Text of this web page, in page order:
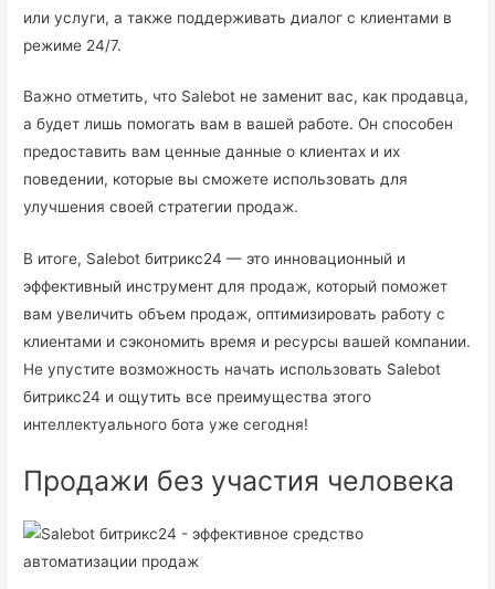
или услуги, а также поддерживать диалог с клиентами в
режиме 24/7.
Важно отметить, что Salebot не заменит вас, как продавца,
а будет лишь помогать вам в вашей работе. Он способен
предоставить вам ценные данные о клиентах и их
поведении, которые вы сможете использовать для
улучшения своей стратегии продаж.
В итоге, Salebot битрикс24 — это инновационный и
эффективный инструмент для продаж, который поможет
вам увеличить объем продаж, оптимизировать работу с
клиентами и сэкономить время и ресурсы вашей компании.
Не упустите возможность начать использовать Salebot
битрикс24 и ощутить все преимущества этого
интеллектуального бота уже сегодня!
Продажи без участия человека